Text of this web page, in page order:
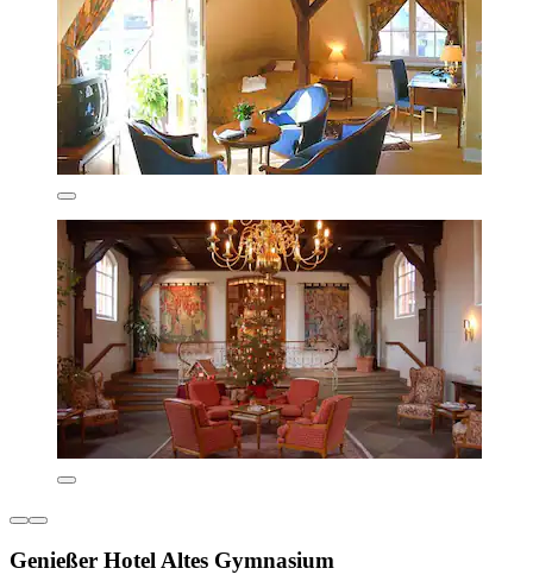
Genießer Hotel Altes Gymnasium